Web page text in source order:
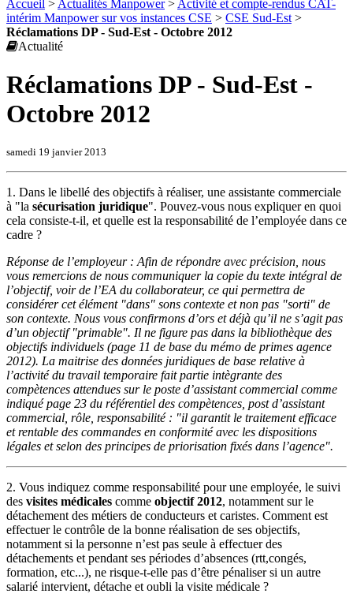
Accueil > Actualités Manpower> Activité et compte-rendus CAT-
intérim Manpower sur vos instances CSE > CSE Sud-Est >
Réclamations DP - Sud-Est - Octobre 2012
Actualité
Réclamations DP - Sud-Est -
Octobre 2012
samedi 19 janvier 2013
1. Dans le libellé des objectifs à réaliser, une assistante commerciale
à "la sécurisation juridique". Pouvez-vous nous expliquer en quoi
cela consiste-t-il, et quelle est la responsabilité de l’employée dans ce
cadre ?
Réponse de l’employeur : Afin de répondre avec précision, nous
vous remercions de nous communiquer la copie du texte intégral de
l’objectif, voir de l’EA du collaborateur, ce qui permettra de
considérer cet élément "dans" sons contexte et non pas "sorti" de
son contexte. Nous vous confirmons d’ors et déjà qu’il ne s’agit pas
d’un objectif "primable". Il ne figure pas dans la bibliothèque des
objectifs individuels (page 11 de base du mémo de primes agence
2012). La maitrise des données juridiques de base relative à
l’activité du travail temporaire fait partie intègrante des
compètences attendues sur le poste d’assistant commercial comme
indiqué page 23 du référentiel des compètences, post d’assistant
commercial, rôle, responsabilité : "il garantit le traitement efficace
et rentable des commandes en conformité avec les dispositions
légales et selon des principes de priorisation fixés dans l’agence".
2. Vous indiquez comme responsabilité pour une employée, le suivi
des visites médicales comme objectif 2012, notamment sur le
détachement des métiers de conducteurs et caristes. Comment est
effectuer le contrôle de la bonne réalisation de ses objectifs,
notamment si la personne n’est pas seule à effectuer des
détachements et pendant ses périodes d’absences (rtt,congés,
formation, etc...), ne risque-t-elle pas d’être pénaliser si un autre
salarié intervient, détache et oubli la visite médicale ?